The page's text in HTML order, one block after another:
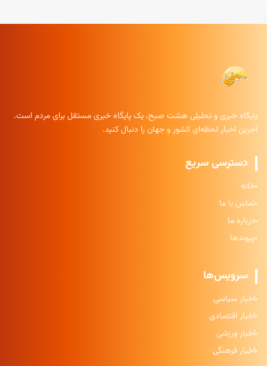
پایگاه خبری و تحلیلی هشت صبح، یک پایگاه خبری مستقل برای مردم است.
آخرین اخبار لحظه‌ای کشور و جهان را دنبال کنید.
دسترسی سریع
خانه
تماس با ما
درباره ما
پیوندها
سرویس‌ها
اخبار سیاسی
اخبار اقتصادی
اخبار ورزشی
اخبار فرهنگی